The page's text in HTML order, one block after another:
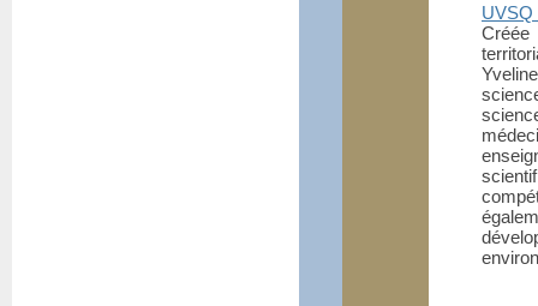
UVSQ